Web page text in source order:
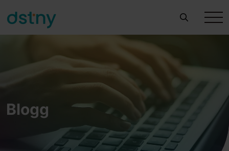
Blogg